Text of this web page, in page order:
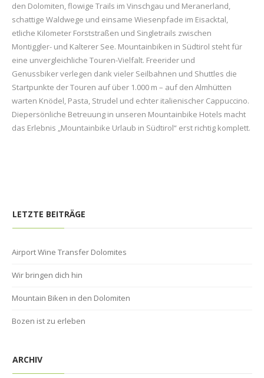
den Dolomiten, flowige Trails im Vinschgau und Meranerland,
schattige Waldwege und einsame Wiesenpfade im Eisacktal,
etliche Kilometer Forststraßen und Singletrails zwischen
Montiggler- und Kalterer See. Mountainbiken in Südtirol steht für
eine unvergleichliche Touren-Vielfalt. Freerider und
Genussbiker verlegen dank vieler Seilbahnen und Shuttles die
Startpunkte der Touren auf über 1.000 m – auf den Almhütten
warten Knödel, Pasta, Strudel und echter italienischer Cappuccino.
Diepersönliche Betreuung in unseren Mountainbike Hotels macht
das Erlebnis „Mountainbike Urlaub in Südtirol“ erst richtig komplett.
LETZTE BEITRÄGE
Airport Wine Transfer Dolomites
Wir bringen dich hin
Mountain Biken in den Dolomiten
Bozen ist zu erleben
ARCHIV